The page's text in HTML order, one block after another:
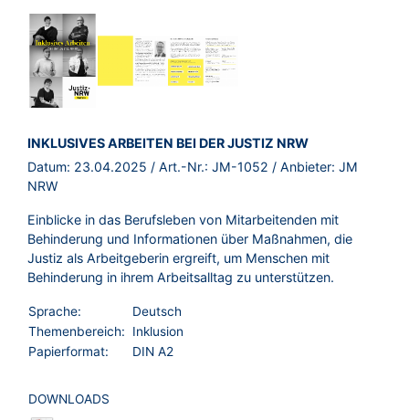
BROSCHÜRE:
INKLUSIVES ARBEITEN BEI DER JUSTIZ NRW
Datum: 23.04.2025 / Art.-Nr.: JM-1052 / Anbieter: JM
NRW
Einblicke in das Berufsleben von Mitarbeitenden mit
Behinderung und Informationen über Maßnahmen, die
Justiz als Arbeitgeberin ergreift, um Menschen mit
Behinderung in ihrem Arbeitsalltag zu unterstützen.
Sprache:
Deutsch
Themenbereich:
Inklusion
Papierformat:
DIN A2
DOWNLOADS